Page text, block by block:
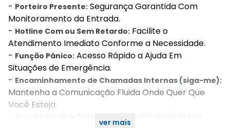
- Porteiro Presente: Segurança Garantida Com
Monitoramento da Entrada.
- Hotline Com ou Sem Retardo: Facilite o
Atendimento Imediato Conforme a Necessidade.
- Função Pânico: Acesso Rápido a Ajuda Em
Situações de Emergência.
- Encaminhamento de Chamadas Internas (siga-me):
Mantenha a Comunicação Fluida Onde Quer Que
Você Esteja.
Função Síndico (não Perturbe):
Controle Sobre
ver mais